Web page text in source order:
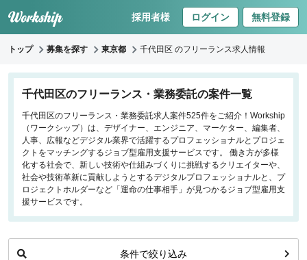
採用者様 ログイン 無料登録
トップ 募集を探す 東京都 千代田区 のフリーランス求人情報
千代田区のフリーランス・業務委託の案件一覧
千代田区のフリーランス・業務委託求人案件525件をご紹介！Workship
（ワークシップ）は、デザイナー、エンジニア、マーケター、編集者、
人事、広報などデジタル業界で活躍するプロフェッショナルとプロジェ
クトをマッチングするジョブ型雇用支援サービスです。 働き方が多様
化する社会で、新しい技術や仕組みづくりに挑戦するクリエイターや、
社会や技術革新に貢献しようとするデジタルプロフェッショナルと、プ
ロジェクトホルダーなど「運命の仕事相手」が見つかるジョブ型雇用支
援サービスです。
条件で絞り込み
キーワードで探す
職種
フロントエンドエンジニア
バックエンドエンジニア
インフラエンジニア
iOS/Androidアプリエンジニア
データサイエンティスト